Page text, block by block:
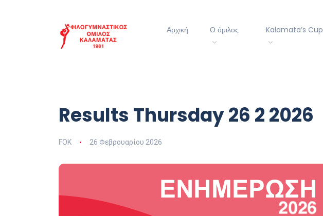
Αρχική Ο όμιλος Kalamata’s Cup
Results Thursday 26 2 2026
FOK 26 Φεβρουαρίου 2026